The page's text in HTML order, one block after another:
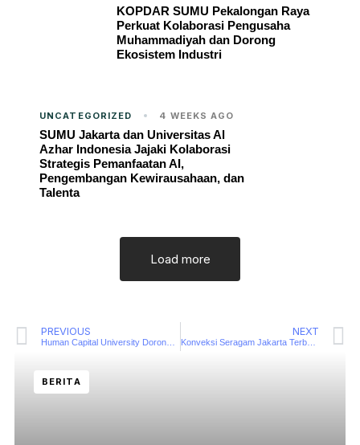
KOPDAR SUMU Pekalongan Raya
Perkuat Kolaborasi Pengusaha
Muhammadiyah dan Dorong
Ekosistem Industri
UNCATEGORIZED 4 WEEKS AGO
SUMU Jakarta dan Universitas Al
Azhar Indonesia Jajaki Kolaborasi
Strategis Pemanfaatan AI,
Pengembangan Kewirausahaan, dan
Talenta
Load more
PREVIOUS NEXT
Konveksi Seragam Jakarta Terbaik dan Terpercaya – ASR Konveksi Jakarta
BERITA